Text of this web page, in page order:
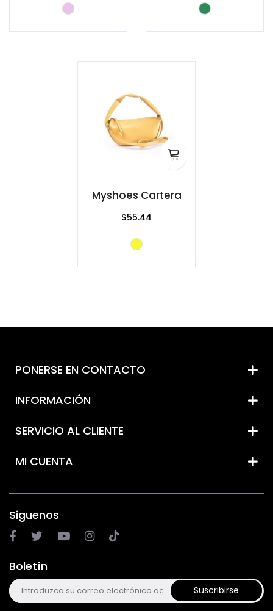
Myshoes Cartera
$55.44
PONERSE EN CONTACTO
INFORMACIÓN
SERVICIO AL CLIENTE
MI CUENTA
Siguenos
Boletín
Suscribirse